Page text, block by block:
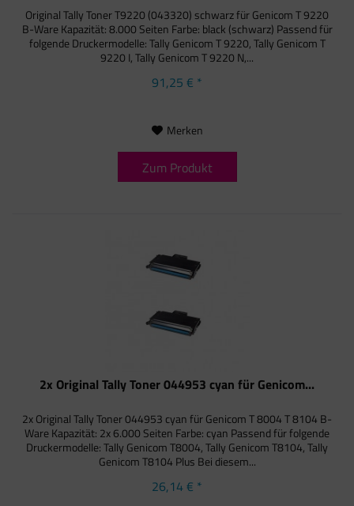
Original Tally Toner T9220 (043320) schwarz für Genicom T 9220
B-Ware Kapazität: 8.000 Seiten Farbe: black (schwarz) Passend für
folgende Druckermodelle: Tally Genicom T 9220, Tally Genicom T
9220 I, Tally Genicom T 9220 N,...
91,25 € *
Merken
Zum Produkt
2x Original Tally Toner 044953 cyan für Genicom...
2x Original Tally Toner 044953 cyan für Genicom T 8004 T 8104 B-
Ware Kapazität: 2x 6.000 Seiten Farbe: cyan Passend für folgende
Druckermodelle: Tally Genicom T8004, Tally Genicom T8104, Tally
Genicom T8104 Plus Bei diesem...
26,14 € *